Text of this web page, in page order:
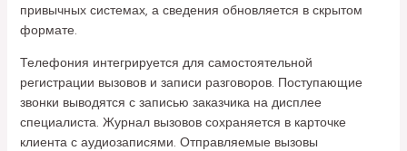
привычных системах, а сведения обновляется в скрытом
формате.
Телефония интегрируется для самостоятельной
регистрации вызовов и записи разговоров. Поступающие
звонки выводятся с записью заказчика на дисплее
специалиста. Журнал вызовов сохраняется в карточке
клиента с аудиозаписями. Отправляемые вызовы